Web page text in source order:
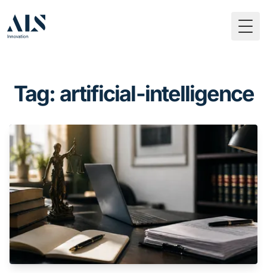
Tag: artificial-intelligence